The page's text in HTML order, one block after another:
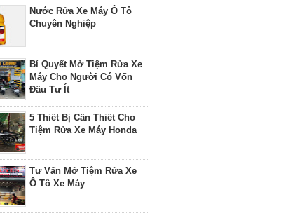
Nước Rửa Xe Máy Ô Tô
Chuyên Nghiệp
Bí Quyết Mở Tiệm Rửa Xe
Máy Cho Người Có Vốn
Đầu Tư Ít
5 Thiết Bị Cần Thiết Cho
Tiệm Rửa Xe Máy Honda
Tư Vấn Mở Tiệm Rửa Xe
Ô Tô Xe Máy